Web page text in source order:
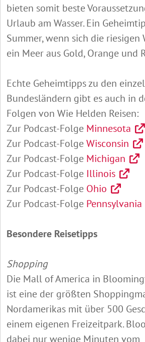
bieten somit beste
Urlaub am Wasser. Ein
Summer, wenn sich die riesigen
ein Meer aus Gold, Orange und
Echte Geheimtipps zu den
Bundesländern gibt es auch in
Folgen von Wie Helden Reisen:
Zur Podcast-Folge Minnesota
Zur Podcast-FolgeWisconsin
Zur Podcast-Folge Michigan
Zur Podcast-Folge Illinois
Zur Podcast-Folge Ohio
Zur Podcast-Folge Pennsylvania
Besondere Reisetipps
Shopping
Die Mall of America in
ist eine der größten
Nordamerikas mit über 500
einem eigenen Freizeitpark.
dabei nur wenige Minuten vom